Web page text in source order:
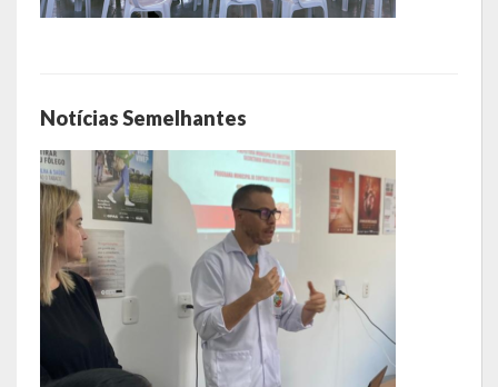
Notícias Semelhantes